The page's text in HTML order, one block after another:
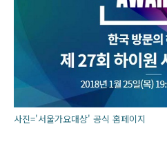
사진='서울가요대상' 공식 홈페이지